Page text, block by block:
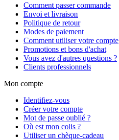
Comment passer commande
Envoi et livraison
Politique de retour
Modes de paiement
Comment utiliser votre compte
Promotions et bons d'achat
Vous avez d'autres questions ?
Clients professionnels
Mon compte
Identifiez-vous
Créer votre compte
Mot de passe oublié ?
Où est mon colis ?
Utiliser un chèque-cadeau